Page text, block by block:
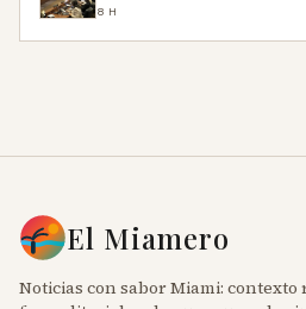
8H
El Miamero
Noticias con sabor Miami: